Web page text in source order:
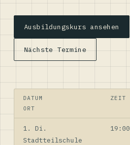
Ausbildungskurs ansehen
Nächste Termine
DATUM
ZEIT
ORT
1. Di.
19:00
Stadtteilschule